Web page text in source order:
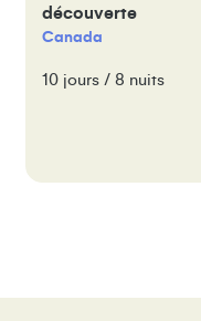
découverte
Canada
10 jours / 8 nuits